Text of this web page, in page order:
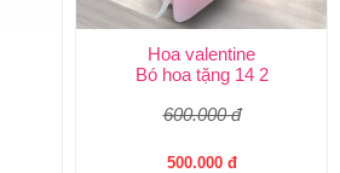
Hoa valentine
Bó hoa tặng 14 2
600.000 đ
500.000 đ